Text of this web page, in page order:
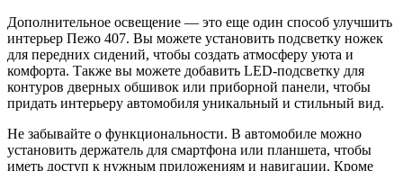
Дополнительное освещение — это еще один способ улучшить
интерьер Пежо 407. Вы можете установить подсветку ножек
для передних сидений, чтобы создать атмосферу уюта и
комфорта. Также вы можете добавить LED-подсветку для
контуров дверных обшивок или приборной панели, чтобы
придать интерьеру автомобиля уникальный и стильный вид.
Не забывайте о функциональности. В автомобиле можно
установить держатель для смартфона или планшета, чтобы
иметь доступ к нужным приложениям и навигации. Кроме